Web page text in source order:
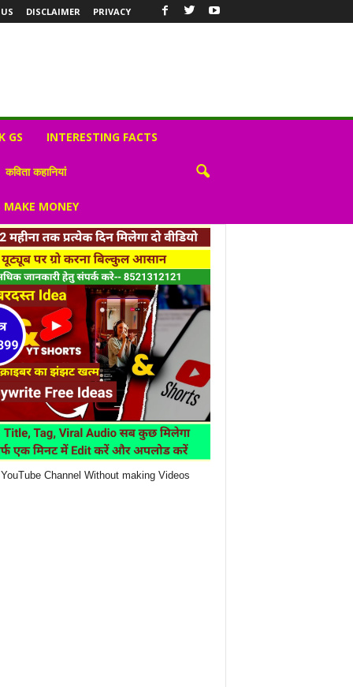
DISCLAIMER PRIVACY
GS INTERESTING FACTS
कविता कहानियां
MONEY
Channel Without making Videos